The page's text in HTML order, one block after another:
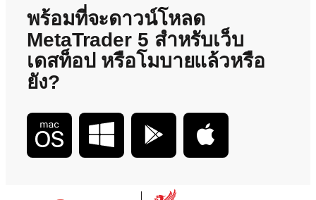
พร้อมที่จะดาวน์โหลด
MetaTrader 5 สำหรับเว็บ
เดสท็อป หรือโมบายแล้วหรือ
ยัง?